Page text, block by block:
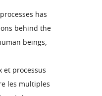
has
behind the
beings,
et processus
les multiples